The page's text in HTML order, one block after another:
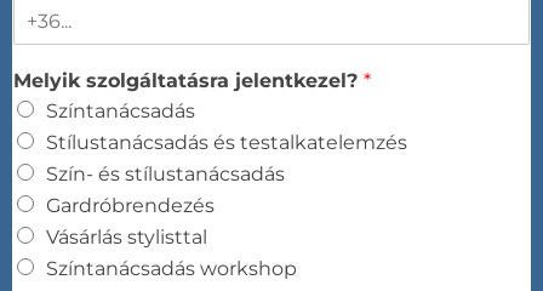
Melyik szolgáltatásra jelentkezel? *
Színtanácsadás​
Stílustanácsadás és testalkatelemzés​
Szín- és stílustanácsadás​
Gardróbrendezés​
Vásárlás stylisttal​
Színtanácsadás workshop​